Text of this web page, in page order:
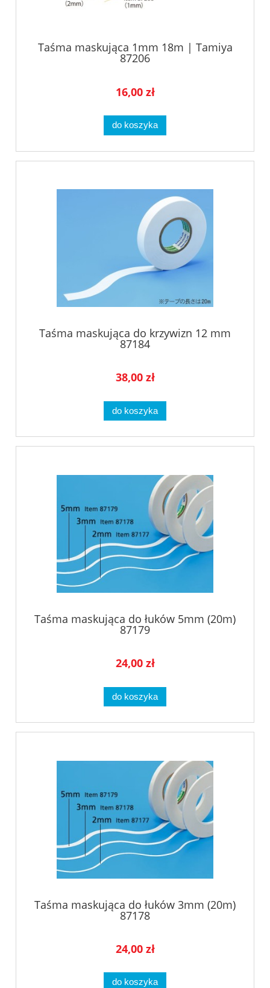
Taśma maskująca 1mm 18m | Tamiya
87206
16,00 zł
do koszyka
Taśma maskująca do krzywizn 12 mm
87184
38,00 zł
do koszyka
Taśma maskująca do łuków 5mm (20m)
87179
24,00 zł
do koszyka
Taśma maskująca do łuków 3mm (20m)
87178
24,00 zł
do koszyka